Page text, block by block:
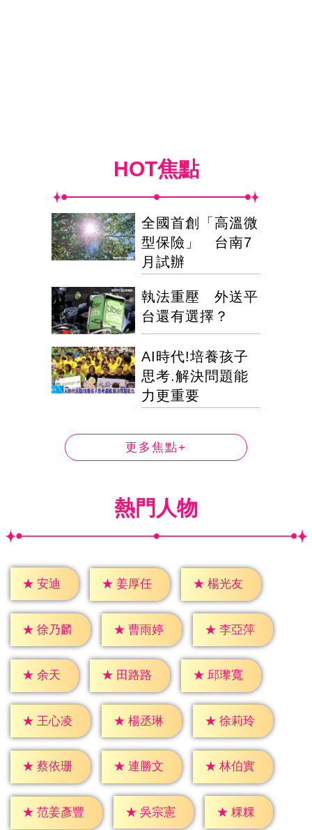
HOT焦點
全國首創「高溫微
型保險」 台南7
月試辦
執法重壓 外送平
台還有選擇？
AI時代!培養孩子
思考.解決問題能
力更重要
更多焦點+
熱門人物
★ 安迪 ★ 姜厚任 ★ 楊光友
★ 徐乃麟 ★ 曹雨婷 ★ 李亞萍
★ 余天 ★ 田路路 ★ 邱瓈寬
★ 王心凌 ★ 楊丞琳 ★ 徐莉玲
★ 蔡依珊 ★ 連勝文 ★ 林伯實
★ 范姜彥豐 ★ 吳宗憲 ★ 粿粿